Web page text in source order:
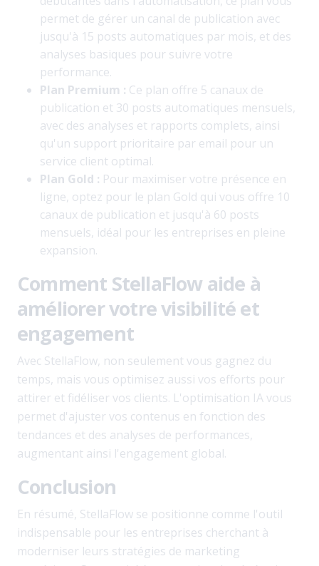
permet de gérer un canal de publication avec
jusqu'à 15 posts automatiques par mois, et des
analyses basiques pour suivre votre
performance.
Plan Premium : Ce plan offre 5 canaux de
publication et 30 posts automatiques mensuels,
avec des analyses et rapports complets, ainsi
qu'un support prioritaire par email pour un
service client optimal.
Plan Gold : Pour maximiser votre présence en
ligne, optez pour le plan Gold qui vous offre 10
canaux de publication et jusqu'à 60 posts
mensuels, idéal pour les entreprises en pleine
expansion.
Comment StellaFlow aide à
améliorer votre visibilité et
engagement
Avec StellaFlow, non seulement vous gagnez du
temps, mais vous optimisez aussi vos efforts pour
attirer et fidéliser vos clients. L'optimisation IA vous
permet d'ajuster vos contenus en fonction des
tendances et des analyses de performances,
augmentant ainsi l'engagement global.
Conclusion
En résumé, StellaFlow se positionne comme l'outil
indispensable pour les entreprises cherchant à
moderniser leurs stratégies de marketing